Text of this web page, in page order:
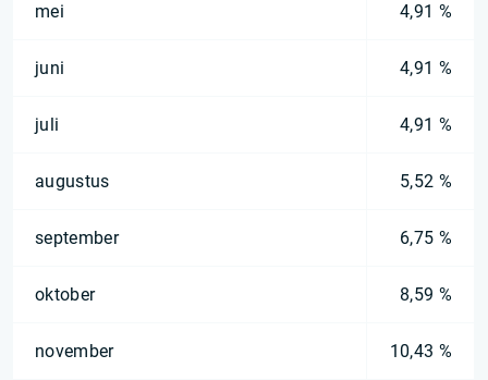
mei 4,91 %
juni 4,91 %
juli 4,91 %
augustus 5,52 %
september 6,75 %
oktober 8,59 %
november 10,43 %